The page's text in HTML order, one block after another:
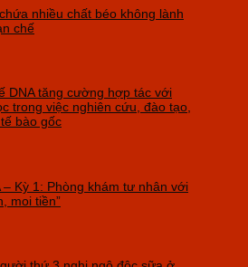
nhiều chất béo không lành
chế
DNA tăng cường hợp tác với
trong việc nghiên cứu, đào tạo,
bào gốc
– Kỳ 1: Phòng khám tư nhân với
moi tiền”